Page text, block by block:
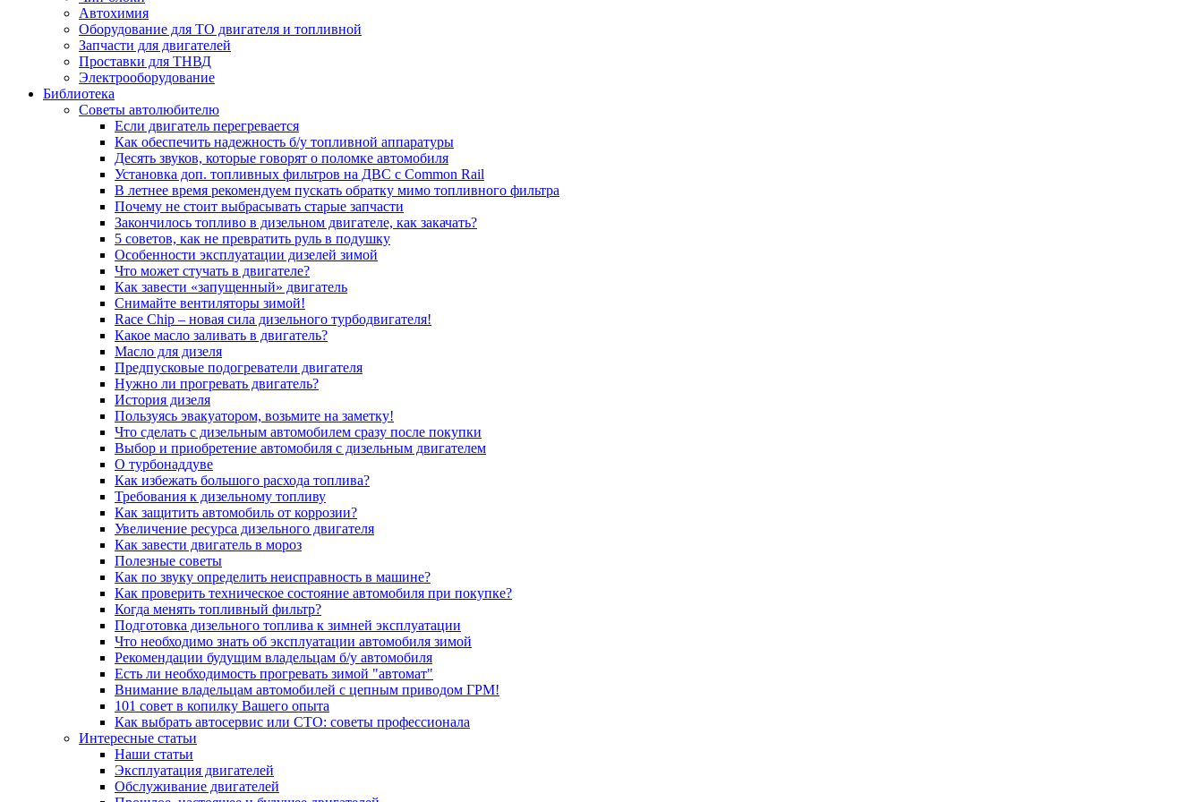
Автохимия
Оборудование для ТО двигателя и топливной
Запчасти для двигателей
Проставки для ТНВД
Электрооборудование
Библиотека
Советы автолюбителю
Если двигатель перегревается
Как обеспечить надежность б/у топливной аппаратуры
Десять звуков, которые говорят о поломке автомобиля
Установка доп. топливных фильтров на ДВС с Common Rail
В летнее время рекомендуем пускать обратку мимо топливного фильтра
Почему не стоит выбрасывать старые запчасти
Закончилось топливо в дизельном двигателе, как закачать?
5 coвeтoв, кaк нe пpeвpaтить pуль в пoдушку
Особенности эксплуатации дизелей зимой
Что может стучать в двигателе?
Как завести «запущенный» двигатель
Снимайте вентиляторы зимой!
Race Chip – новая сила дизельного турбодвигателя!
Какое масло заливать в двигатель?
Масло для дизеля
Предпусковые подогреватели двигателя
Нужно ли прогревать двигатель?
История дизеля
Пользуясь эвакуатором, возьмите на заметку!
Что сделать с дизельным автомобилем сразу после покупки
Выбор и приобретение автомобиля с дизельным двигателем
О турбонаддуве
Как избежать большого расхода топлива?
Требования к дизельному топливу
Как защитить автомобиль от коррозии?
Увеличение ресурса дизельного двигателя
Как завести двигатель в мороз
Полезные советы
Как по звуку определить неисправность в машине?
Как проверить техническое состояние автомобиля при покупке?
Когда менять топливный фильтр?
Подготовка дизельного топлива к зимней эксплуатации
Что необходимо знать об эксплуатации автомобиля зимой
Рекомендации будущим владельцам б/у автомобиля
Есть ли необходимость прогревать зимой "автомат"
Внимание владельцам автомобилей с цепным приводом ГРМ!
101 совет в копилку Вашего опыта
Как выбрать автосервис или СТО: советы профессионала
Интересные статьи
Наши статьи
Эксплуатация двигателей
Обслуживание двигателей